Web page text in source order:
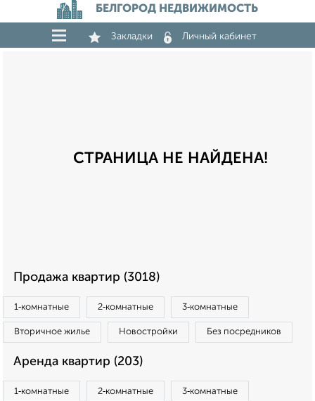
БЕЛГОРОД НЕДВИЖИМОСТЬ
Закладки Личный кабинет
СТРАНИЦА НЕ НАЙДЕНА!
Продажа квартир (3018)
1‑комнатные 2‑комнатные 3‑комнатные
Вторичное жилье Новостройки Без посредников
Аренда квартир (203)
1‑комнатные 2‑комнатные 3‑комнатные